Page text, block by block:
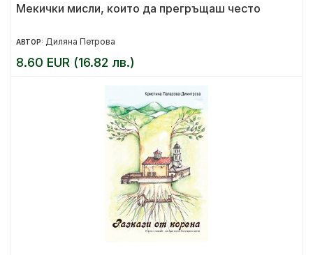
Мекички мисли, които да прегръщаш често
АВТОР: Диляна Петрова
8.60 EUR (16.82 лв.)